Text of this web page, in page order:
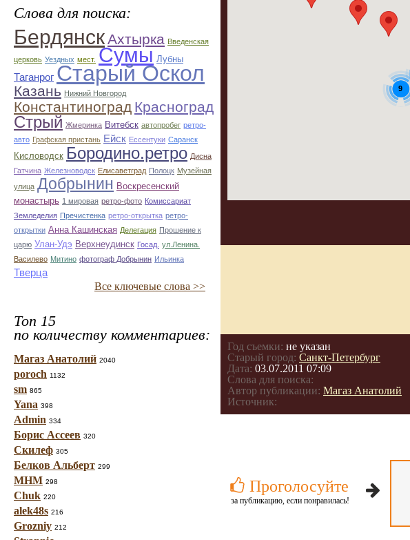
Слова для поиска:
БердянскАхтырка Введенская
церковь Уездных мест. Сумы Лубны
Таганрог Старый Оскол
Казань Нижний Новгород
Константиноград Красноград
Стрый Жмеринка Витебск автопробег ретро-
авто Графская пристань Ейск Ессентуки Саранск
Кисловодск Бородино.ретро Дисна
Гатчина Железноводск Елисаветград Полоцк Музейная
улица Добрынин Воскресенский
монастырь 1 мировая ретро-фото Комиссариат
Земледелия Пречистенка ретро-открытка ретро-
открытки Анна Кашинская Делегация Прошение к
царю Улан-Удэ Верхнеудинск Госад. ул.Ленина.
Василево Митино фотограф Добрынин Ильинка
Тверца
Все ключевые слова >>
Топ 15
по количеству комментариев:
Магаз Анатолий 2040
poroch 1132
sm 865
Yana 398
Admin 334
Борис Ассеев 320
Скилеф 305
Белков Альберт 299
МНМ 298
Chuk 220
alek48s 216
Grozniy 212
9
Год съемки: не указан
Старый город: Санкт-Петербург
Дата: 03.07.2011 07:09
Слова для поиска:
Автор публикации: Магаз Анатолий
Источник:
Проголосуйте
за публикацию, если понравилась!